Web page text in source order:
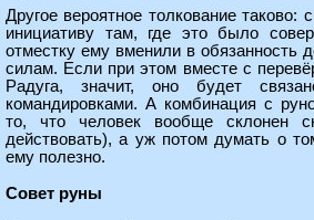
Другое вероятное толкование
инициативу там, где это было
отместку ему вменили в обязанность
силам. Если при этом вместе с
Радуга, значит, оно будет
командировками. А комбинация с
то, что человек вообще склонен
действовать), а уж потом думать о
ему полезно.
Совет руны